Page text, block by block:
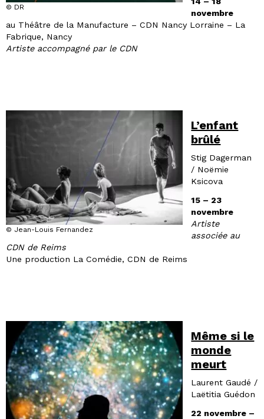
© DR
novembre
au Théâtre de la Manufacture – CDN Nancy Lorraine – La
Fabrique, Nancy
Artiste accompagné par le CDN
© Jean-Louis Fernandez
L’enfant
brûlé
Stig Dagerman
/ Noëmie
Ksicova
15 – 23
novembre
Artiste
associée au
CDN de Reims
Une production La Comédie, CDN de Reims
Même si le
monde
meurt
Laurent Gaudé /
Laëtitia Guédon
22 novembre –